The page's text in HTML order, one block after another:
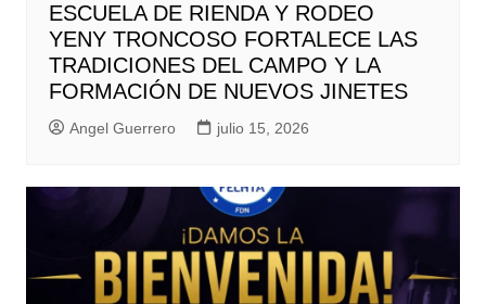
ESCUELA DE RIENDA Y RODEO
YENY TRONCOSO FORTALECE LAS
TRADICIONES DEL CAMPO Y LA
FORMACIÓN DE NUEVOS JINETES
Angel Guerrero julio 15, 2026